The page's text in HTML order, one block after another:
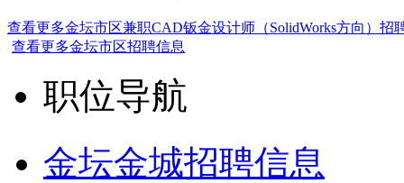
查看更多金坛市区兼职CAD钣金设计师（SolidWorks方向）招
查看更多金坛市区招聘信息
职位导航
金坛金城招聘信息